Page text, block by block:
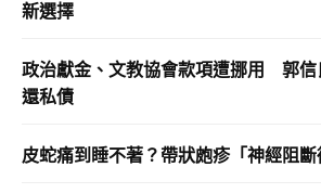
新選擇
政治獻金、文教協會款項遭挪用 郭信
還私債
皮蛇痛到睡不著？帶狀皰疹「神經阻